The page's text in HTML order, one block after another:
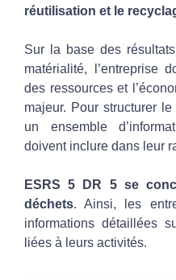
réutilisation et le
Sur la base des
matérialité, l’entreprise
des ressources et
majeur. Pour structurer
un ensemble
doivent inclure dans leur
ESRS 5 DR 5 se
déchets. Ainsi, les
informations détaillées
liées à leurs activités.